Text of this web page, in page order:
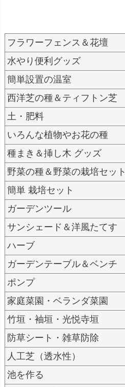
フラワーフェンス＆花壇
水やり便利グッズ
簡単設置の温室
西洋芝の種＆ティフトン芝
土・肥料
いろんな植物やお花の種
種まき＆挿し木 グッズ
野菜の種＆野菜の栽培セット
簡単 栽培セット
ガーデンツール
サンシェード＆洋風たてす
ハーブ
ガーデンテーブル＆ベンチ
ポンプ
家庭菜園・ベランダ菜園
竹垣・袖垣・光悦寺垣
防草シート・雑草防除
人工芝（透水性）
池を作る